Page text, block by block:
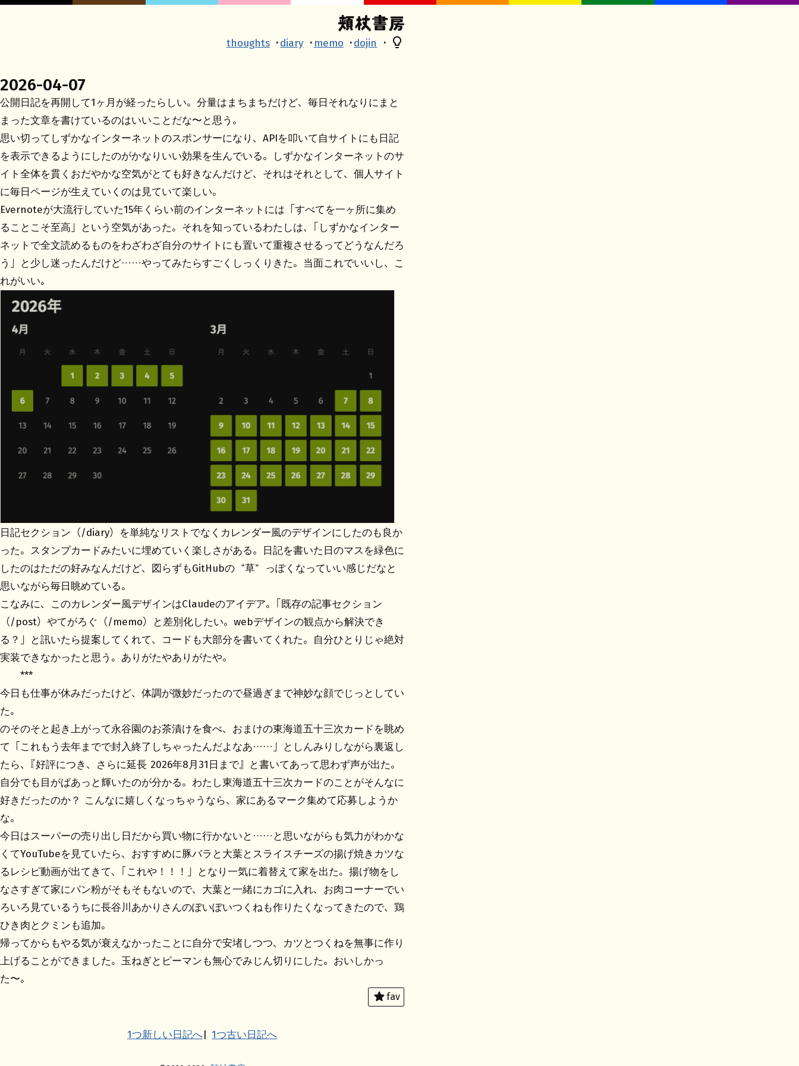
thoughts diary memo dojin
2026-04-07
公開日記を再開して1ヶ月が経ったらしい。分量はまちまちだけど、毎日それなりにまと
まった文章を書けているのはいいことだな〜と思う。
思い切ってしずかなインターネットのスポンサーになり、APIを叩いて自サイトにも日記
を表示できるようにしたのがかなりいい効果を生んでいる。しずかなインターネットのサ
イト全体を貫くおだやかな空気がとても好きなんだけど、それはそれとして、個人サイト
に毎日ページが生えていくのは見ていて楽しい。
Evernoteが大流行していた15年くらい前のインターネットには「すべてを一ヶ所に集め
ることこそ至高」という空気があった。それを知っているわたしは、「しずかなインター
ネットで全文読めるものをわざわざ自分のサイトにも置いて重複させるってどうなんだろ
う」と少し迷ったんだけど……やってみたらすごくしっくりきた。当面これでいいし、こ
れがいい。
日記セクション（/diary）を単純なリストでなくカレンダー風のデザインにしたのも良か
った。スタンプカードみたいに埋めていく楽しさがある。日記を書いた日のマスを緑色に
したのはただの好みなんだけど、図らずもGitHubの“草”っぽくなっていい感じだなと
思いながら毎日眺めている。
こなみに、このカレンダー風デザインはClaudeのアイデア。「既存の記事セクション
（/post）やてがろぐ（/memo）と差別化したい。webデザインの観点から解決でき
る？」と訊いたら提案してくれて、コードも大部分を書いてくれた。自分ひとりじゃ絶対
実装できなかったと思う。ありがたやありがたや。
今日も仕事が休みだったけど、体調が微妙だったので昼過ぎまで神妙な顔でじっとしてい
た。
のそのそと起き上がって永谷園のお茶漬けを食べ、おまけの東海道五十三次カードを眺め
て「これもう去年までで封入終了しちゃったんだよなあ……」としんみりしながら裏返し
たら、『好評につき、さらに延長 2026年8月31日まで』と書いてあって思わず声が出た。
自分でも目がぱあっと輝いたのが分かる。わたし東海道五十三次カードのことがそんなに
好きだったのか？ こんなに嬉しくなっちゃうなら、家にあるマーク集めて応募しようか
な。
今日はスーパーの売り出し日だから買い物に行かないと……と思いながらも気力がわかな
くてYouTubeを見ていたら、おすすめに豚バラと大葉とスライスチーズの揚げ焼きカツな
るレシピ動画が出てきて、「これや！！！」となり一気に着替えて家を出た。揚げ物をし
なさすぎて家にパン粉がそもそもないので、大葉と一緒にカゴに入れ、お肉コーナーでい
ろいろ見ているうちに長谷川あかりさんのぽいぽいつくねも作りたくなってきたので、鶏
ひき肉とクミンも追加。
帰ってからもやる気が衰えなかったことに自分で安堵しつつ、カツとつくねを無事に作り
上げることができました。玉ねぎとピーマンも無心でみじん切りにした。おいしかっ
た〜。
fav
1つ新しい日記へ 1つ古い日記へ